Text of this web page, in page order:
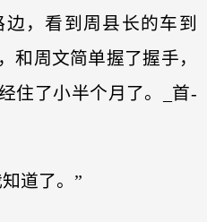
，看到周县长的车到
和周文简单握了握手，
住了小半个月了。_首-
道了。”